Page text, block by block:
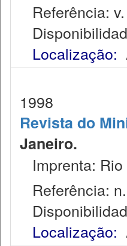
Referência:
Localização:
1998
Revista do
Janeiro.
Imprenta:
Referência:
Localização: